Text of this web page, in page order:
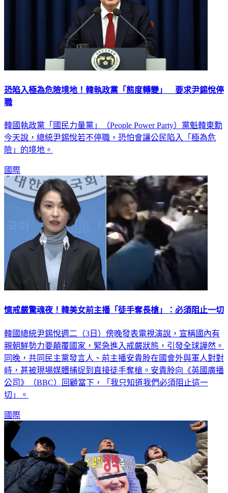
恐陷入極為危險境地！韓執政黨「態度轉變」 要求尹錫悅停
職
韓國執政黨「國民力量黨」（People Power Party）黨魁韓東勳
今天說，總統尹錫悅若不停職，恐怕會讓公民陷入「極為危
險」的境地。
國際
憶戒嚴驚魂夜！韓美女前主播「徒手奪長槍」：必須阻止一切
韓國總統尹錫悅週二（3日）傍晚發表電視演說，宣稱國內有
親朝鮮勢力要顛覆國家，緊急進入戒嚴狀態，引發全球譁然。
同晚，共同民主黨發言人、前主播安貴朎在國會外與軍人對對
峙，甚被現場媒體捕捉到直接徒手奪槍。安貴朎向《英國廣播
公司》（BBC）回顧當下，「我只知道我們必須阻止這一
切」。
國際